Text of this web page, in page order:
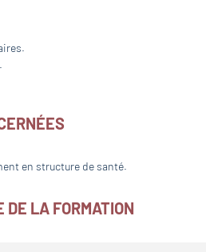
en structure de santé.
LA FORMATION